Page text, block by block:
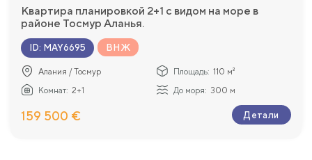
Квартира планировкой 2+1 с видом на море в
районе Тосмур Аланья.
ID: MAY6695 ВНЖ
Алания / Тосмур Площадь: 110 м²
Комнат: 2+1 До моря: 300 м
159 500 € Детали